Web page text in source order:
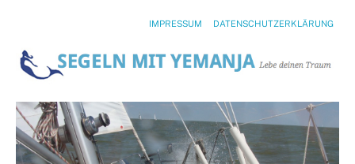
IMPRESSUM DATENSCHUTZERKLÄRUNG